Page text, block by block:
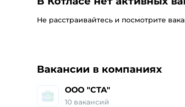
Не расстраивайтесь и посмотрите
Работа и
Вакансии в компаниях
ООО "СТА"
10 вакансий